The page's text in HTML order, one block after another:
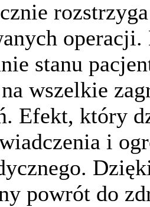
operacji.
stanu
wszelkie
Efekt, który
i
powrót do